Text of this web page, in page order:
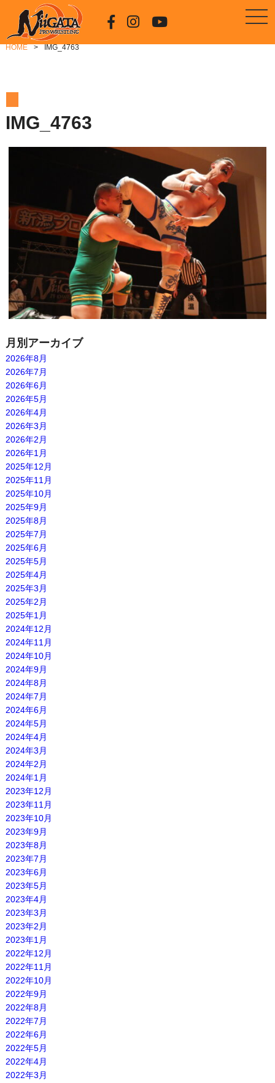
HOME IMG_4763
IMG_4763
月別アーカイブ
2026年8月
2026年7月
2026年6月
2026年5月
2026年4月
2026年3月
2026年2月
2026年1月
2025年12月
2025年11月
2025年10月
2025年9月
2025年8月
2025年7月
2025年6月
2025年5月
2025年4月
2025年3月
2025年2月
2025年1月
2024年12月
2024年11月
2024年10月
2024年9月
2024年8月
2024年7月
2024年6月
2024年5月
2024年4月
2024年3月
2024年2月
2024年1月
2023年12月
2023年11月
2023年10月
2023年9月
2023年8月
2023年7月
2023年6月
2023年5月
2023年4月
2023年3月
2023年2月
2023年1月
2022年12月
2022年11月
2022年10月
2022年9月
2022年8月
2022年7月
2022年6月
2022年5月
2022年4月
2022年3月